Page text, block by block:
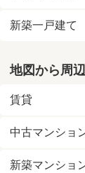
新築一戸建て
地図から周
賃貸
中古マンショ
新築マンショ